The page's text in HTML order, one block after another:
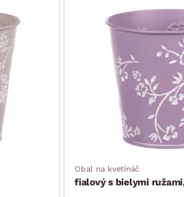
Obal na kvetináč
fialový s bielymi ružami,